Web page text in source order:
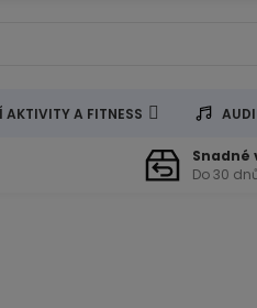
AKTIVITY A FITNESS
Snadné
Do 30